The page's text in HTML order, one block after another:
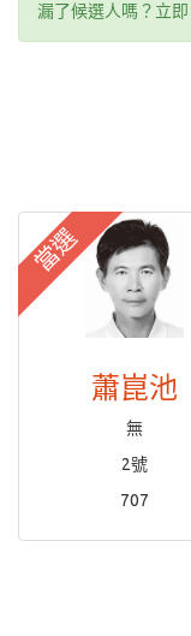
漏了候選人嗎？立即
當選
蕭崑池
無
2號
707